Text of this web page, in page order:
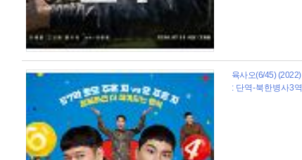
육사오(6/45) (2022)
: 단역-북한병사3역